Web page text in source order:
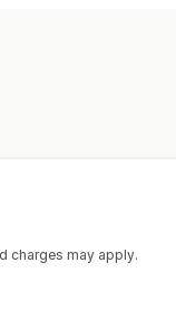
charges may apply.